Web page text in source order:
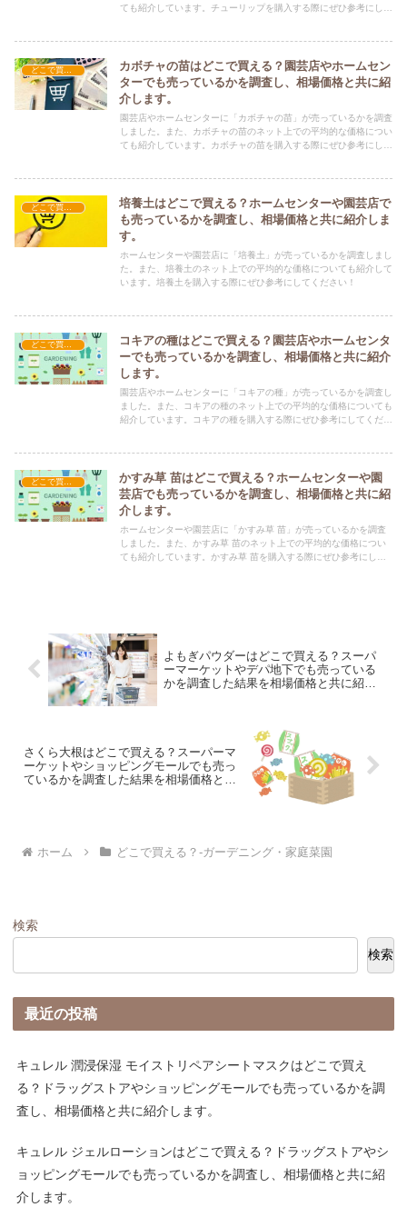
ても紹介しています。チューリップを購入する際にぜひ参考にして
カボチャの苗はどこで買える？園芸店やホームセン
ターでも売っているかを調査し、相場価格と共に紹
介します。
園芸店やホームセンターに「カボチャの苗」が売っているかを調査
しました。また、カボチャの苗のネット上での平均的な価格につい
ても紹介しています。カボチャの苗を購入する際にぜひ参考にして
培養土はどこで買える？ホームセンターや園芸店で
も売っているかを調査し、相場価格と共に紹介しま
す。
ホームセンターや園芸店に「培養土」が売っているかを調査しまし
た。また、培養土のネット上での平均的な価格についても紹介して
います。培養土を購入する際にぜひ参考にしてください！
コキアの種はどこで買える？園芸店やホームセンタ
ーでも売っているかを調査し、相場価格と共に紹介
します。
園芸店やホームセンターに「コキアの種」が売っているかを調査し
ました。また、コキアの種のネット上での平均的な価格についても
紹介しています。コキアの種を購入する際にぜひ参考にしてくださ
かすみ草 苗はどこで買える？ホームセンターや園
芸店でも売っているかを調査し、相場価格と共に紹
介します。
ホームセンターや園芸店に「かすみ草 苗」が売っているかを調査
しました。また、かすみ草 苗のネット上での平均的な価格につい
ても紹介しています。かすみ草 苗を購入する際にぜひ参考にして
よもぎパウダーはどこで買える？スーパ
ーマーケットやデパ地下でも売っている
かを調査した結果を相場価格と共に紹介
さくら大根はどこで買える？スーパーマ
ーケットやショッピングモールでも売っ
ているかを調査した結果を相場価格と共
ホーム どこで買える？-ガーデニング・家庭菜園
検索
検索
最近の投稿
キュレル 潤浸保湿 モイストリペアシートマスクはどこで買え
る？ドラッグストアやショッピングモールでも売っているかを調
査し、相場価格と共に紹介します。
キュレル ジェルローションはどこで買える？ドラッグストアやシ
ョッピングモールでも売っているかを調査し、相場価格と共に紹
介します。